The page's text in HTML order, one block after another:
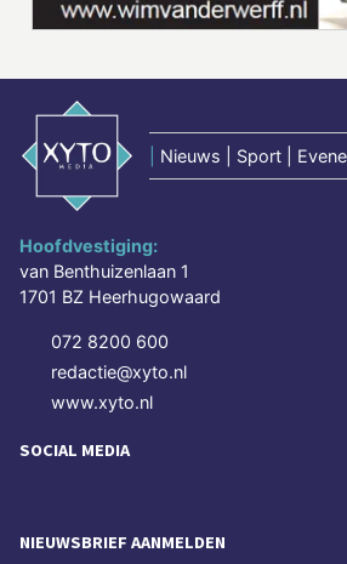
Nieuws | Sport |
Hoofdvestiging:
van Benthuizenlaan 1
1701 BZ Heerhugowaard
072 8200 600
redactie@xyto.nl
www.xyto.nl
SOCIAL MEDIA
NIEUWSBRIEF AANMELDEN